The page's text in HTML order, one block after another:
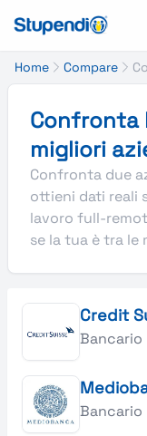
Home Compare
Confronta
migliori
Confronta due
ottieni dati reali
lavoro full-
se la tua è tra le
Credit
Bancario
Bancario